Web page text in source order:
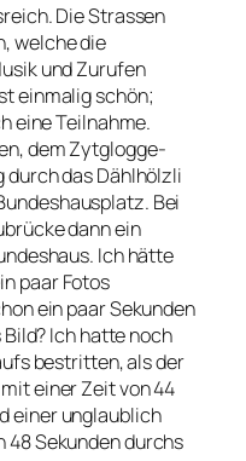
Die Strassen
welche die
und Zurufen
einmalig schön;
eine Teilnahme.
dem Zytglogge-
durch das Dählhölzli
Bei
dann ein
Ich hätte
paar Fotos
ein paar Sekunden
Ich hatte noch
bestritten, als der
einer Zeit von 44
einer unglaublich
48 Sekunden durchs